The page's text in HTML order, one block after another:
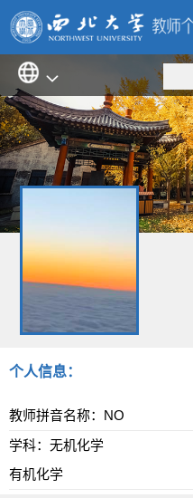
个人信息：
教师拼音名称：NO
学科：无机化学
有机化学